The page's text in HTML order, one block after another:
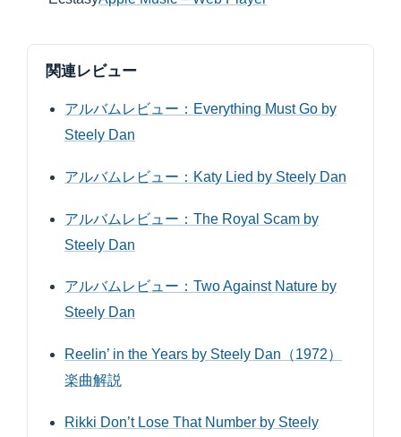
関連レビュー
アルバムレビュー：Everything Must Go by
Steely Dan
アルバムレビュー：Katy Lied by Steely Dan
アルバムレビュー：The Royal Scam by
Steely Dan
アルバムレビュー：Two Against Nature by
Steely Dan
Reelin’ in the Years by Steely Dan（1972）
楽曲解説
Rikki Don’t Lose That Number by Steely